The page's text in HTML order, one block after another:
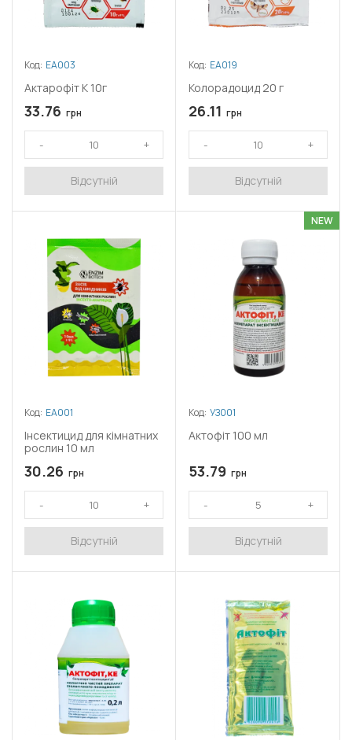
Код: ЕА003
Актарофіт К 10г
33.76 грн
Відсутній
Код: ЕА019
Колорадоцид 20 г
26.11 грн
Відсутній
Код: ЕА001
Інсектицид для кімнатних
рослин 10 мл
30.26 грн
Відсутній
NEW
Код: УЗ001
Актофіт 100 мл
53.79 грн
Відсутній